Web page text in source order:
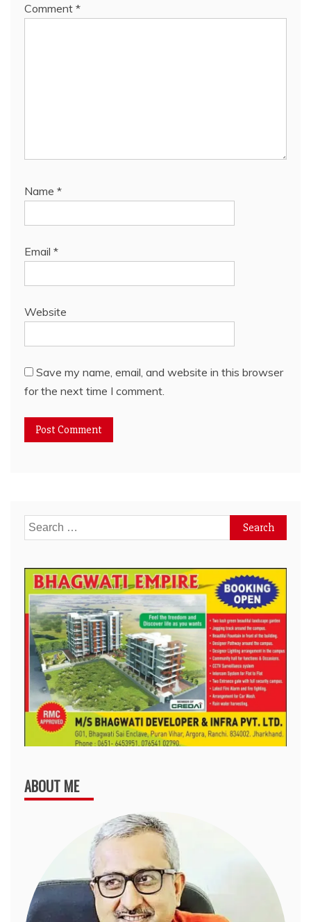
Comment *
Name *
Email *
Website
Save my name, email, and website in this browser
for the next time I comment.
Search
for:
ABOUT ME